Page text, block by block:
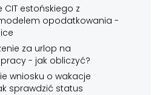
CIT estońskiego z
opodatkowania -
za urlop na
- jak obliczyć?
wniosku o wakacje
sprawdzić status